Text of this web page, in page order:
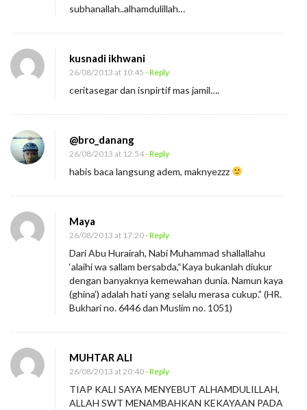
subhanallah..alhamdulillah…
kusnadi ikhwani
26/08/2013 at 10:45 - Reply
ceritasegar dan isnpirtif mas jamil….
@bro_danang
26/08/2013 at 12:54- Reply
habis baca langsung adem, maknyezzz
Maya
26/08/2013 at 17:20- Reply
Dari Abu Hurairah, Nabi Muhammad shallallahu
‘alaihi wa sallam bersabda,“Kaya bukanlah diukur
dengan banyaknya kemewahan dunia. Namun kaya
(ghina’) adalah hati yang selalu merasa cukup.” (HR.
Bukhari no. 6446 dan Muslim no. 1051)
MUHTAR ALI
26/08/2013 at 20:40- Reply
TIAP KALI SAYA MENYEBUT ALHAMDULILLAH,
ALLAH SWT MENAMBAHKAN KEKAYAAN PADA